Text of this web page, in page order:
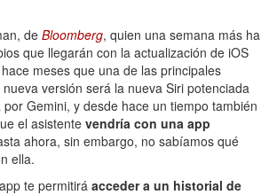
de Bloomberg, quien una semana más ha
que llegarán con la actualización de iOS
meses que una de las principales
versión será la nueva Siri potenciada
Gemini, y desde hace un tiempo también
el asistente vendría con una app
ahora, sin embargo, no sabíamos qué
ella.
te permitirá acceder a un historial de